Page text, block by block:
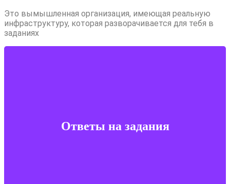
Это вымышленная организация, имеющая реальную
инфраструктуру, которая разворачивается для тебя в
заданиях
Ответы на задания
Просто кликни